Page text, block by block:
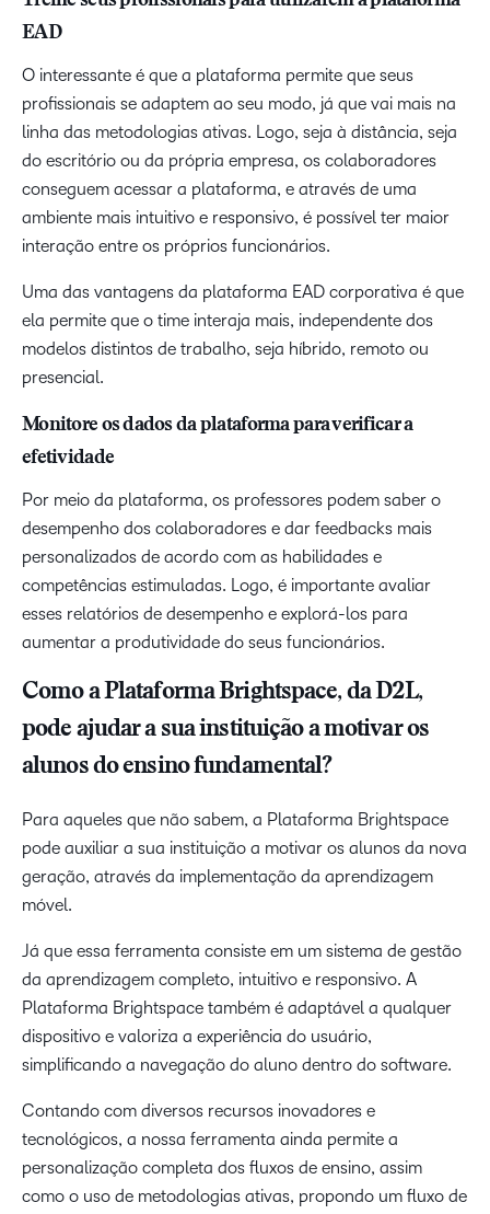
EAD
O interessante é que a plataforma permite que seus
profissionais se adaptem ao seu modo, já que vai mais na
linha das metodologias ativas. Logo, seja à distância, seja
do escritório ou da própria empresa, os colaboradores
conseguem acessar a plataforma, e através de uma
ambiente mais intuitivo e responsivo, é possível ter maior
interação entre os próprios funcionários.
Uma das vantagens da plataforma EAD corporativa é que
ela permite que o time interaja mais, independente dos
modelos distintos de trabalho, seja híbrido, remoto ou
presencial.
Monitore os dados da plataforma para verificar a
efetividade
Por meio da plataforma, os professores podem saber o
desempenho dos colaboradores e dar feedbacks mais
personalizados de acordo com as habilidades e
competências estimuladas. Logo, é importante avaliar
esses relatórios de desempenho e explorá-los para
aumentar a produtividade do seus funcionários.
Como a Plataforma Brightspace, da D2L,
pode ajudar a sua instituição a motivar os
alunos do ensino fundamental?
Para aqueles que não sabem, a Plataforma Brightspace
pode auxiliar a sua instituição a motivar os alunos da nova
geração, através da implementação da aprendizagem
móvel.
Já que essa ferramenta consiste em um sistema de gestão
da aprendizagem completo, intuitivo e responsivo. A
Plataforma Brightspace também é adaptável a qualquer
dispositivo e valoriza a experiência do usuário,
simplificando a navegação do aluno dentro do software.
Contando com diversos recursos inovadores e
tecnológicos, a nossa ferramenta ainda permite a
personalização completa dos fluxos de ensino, assim
como o uso de metodologias ativas, propondo um fluxo de